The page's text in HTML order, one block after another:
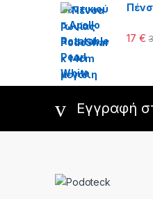
17 €
Εγγραφή